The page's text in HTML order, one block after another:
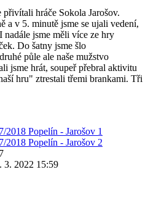
hráče Sokola Jarošov.
a v 5. minutě jsme se ujali vedení,
jsme měli více ze hry
Do šatny jsme šlo
půle ale naše mužstvo
jsme hrát, soupeř přebral aktivitu
hru" ztrestali třemi brankami. Tři
3. 2022 15:59